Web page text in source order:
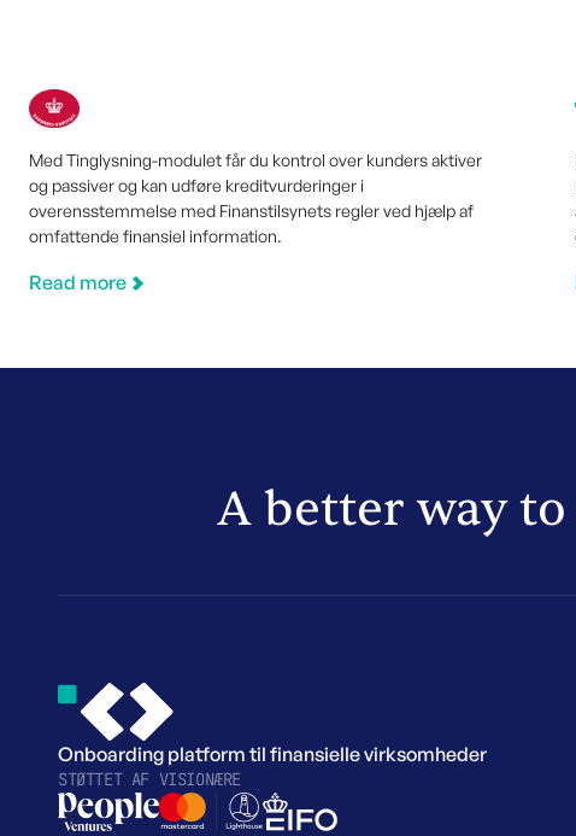
Med Tinglysning-modulet får du kontrol over kunders aktiver
og passiver og kan udføre kreditvurderinger i
overensstemmelse med Finanstilsynets regler ved hjælp af
omfattende finansiel information.
Read more
A better way
Onboarding platform til finansielle virksomheder
STØTTET AF VISIONÆRE